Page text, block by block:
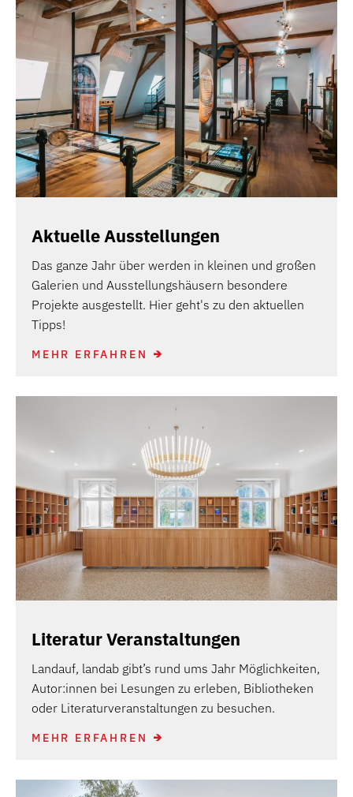
Aktuelle Ausstellungen
Das ganze Jahr über werden in kleinen und großen
Galerien und Ausstellungshäusern besondere
Projekte ausgestellt. Hier geht's zu den aktuellen
Tipps!
MEHR ERFAHREN
Literatur Veranstaltungen
Landauf, landab gibt’s rund ums Jahr Möglichkeiten,
Autor:innen bei Lesungen zu erleben, Bibliotheken
oder Literaturveranstaltungen zu besuchen.
MEHR ERFAHREN